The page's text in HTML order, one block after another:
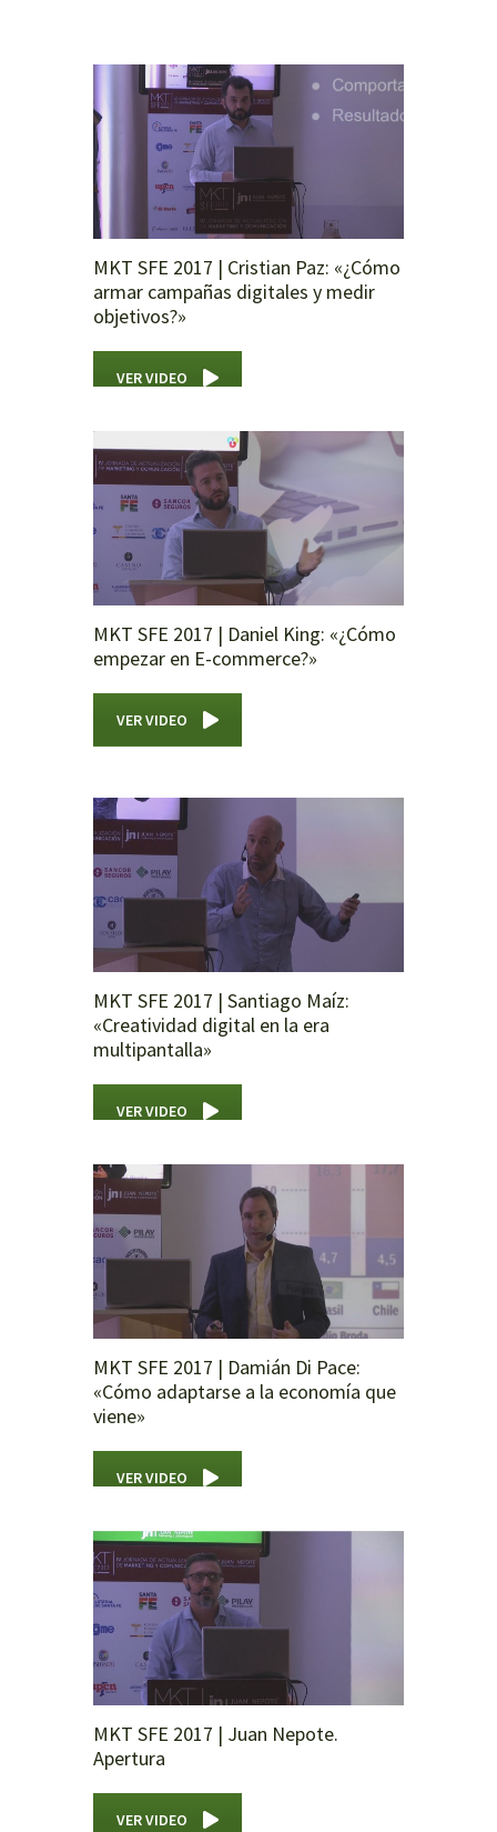
MKT SFE 2017 | Cristian Paz: «¿Cómo
armar campañas digitales y medir
objetivos?»
VER VIDEO
MKT SFE 2017 | Daniel King: «¿Cómo
empezar en E-commerce?»
VER VIDEO
MKT SFE 2017 | Santiago Maíz:
«Creatividad digital en la era
multipantalla»
VER VIDEO
MKT SFE 2017 | Damián Di Pace:
«Cómo adaptarse a la economía que
viene»
VER VIDEO
MKT SFE 2017 | Juan Nepote.
Apertura
VER VIDEO